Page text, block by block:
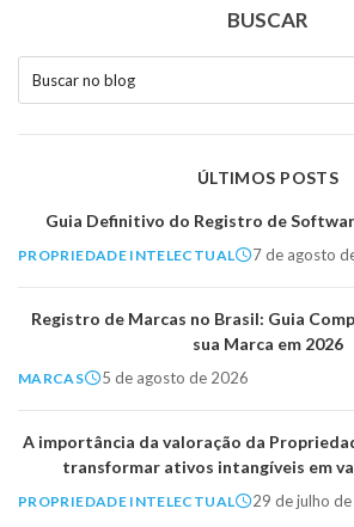
BUSCAR
Buscar no blog
ÚLTIMOS POSTS
Guia Definitivo do Registro de
PROPRIEDADE INTELECTUAL 7 de agosto
Registro de Marcas no Brasil: Guia
sua Marca em 2026
MARCAS 5 de agosto de 2026
A importância da valoração da
transformar ativos intangíveis em
PROPRIEDADE INTELECTUAL 29 de julho